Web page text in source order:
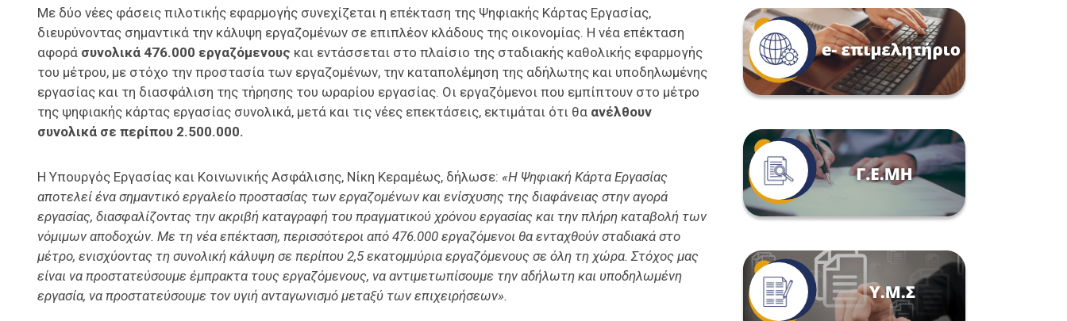
Με δύο νέες φάσεις πιλοτικής εφαρμογής συνεχίζεται η επέκταση της Ψηφιακής Κάρτας Εργασίας,
διευρύνοντας σημαντικά την κάλυψη εργαζομένων σε επιπλέον κλάδους της οικονομίας. Η νέα επέκταση
αφορά συνολικά 476.000 εργαζόμενους και εντάσσεται στο πλαίσιο της σταδιακής καθολικής εφαρμογής
του μέτρου, με στόχο την προστασία των εργαζομένων, την καταπολέμηση της αδήλωτης και υποδηλωμένης
εργασίας και τη διασφάλιση της τήρησης του ωραρίου εργασίας. Οι εργαζόμενοι που εμπίπτουν στο μέτρο
της ψηφιακής κάρτας εργασίας συνολικά, μετά και τις νέες επεκτάσεις, εκτιμάται ότι θα ανέλθουν
συνολικά σε περίπου 2.500.000.
Η Υπουργός Εργασίας και Κοινωνικής Ασφάλισης, Νίκη Κεραμέως, δήλωσε: «Η Ψηφιακή Κάρτα Εργασίας
αποτελεί ένα σημαντικό εργαλείο προστασίας των εργαζομένων και ενίσχυσης της διαφάνειας στην αγορά
εργασίας, διασφαλίζοντας την ακριβή καταγραφή του πραγματικού χρόνου εργασίας και την πλήρη καταβολή των
νόμιμων αποδοχών. Με τη νέα επέκταση, περισσότεροι από 476.000 εργαζόμενοι θα ενταχθούν σταδιακά στο
μέτρο, ενισχύοντας τη συνολική κάλυψη σε περίπου 2,5 εκατομμύρια εργαζόμενους σε όλη τη χώρα. Στόχος μας
είναι να προστατεύσουμε έμπρακτα τους εργαζόμενους, να αντιμετωπίσουμε την αδήλωτη και υποδηλωμένη
εργασία, να προστατεύσουμε τον υγιή ανταγωνισμό μεταξύ των επιχειρήσεων».